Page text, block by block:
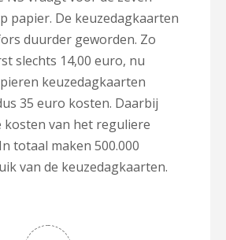
papier. De keuzedagkaarten
duurder geworden. Zo
slechts 14,00 euro, nu
keuzedagkaarten
35 euro kosten. Daarbij
kosten van het reguliere
totaal maken 500.000
van de keuzedagkaarten.